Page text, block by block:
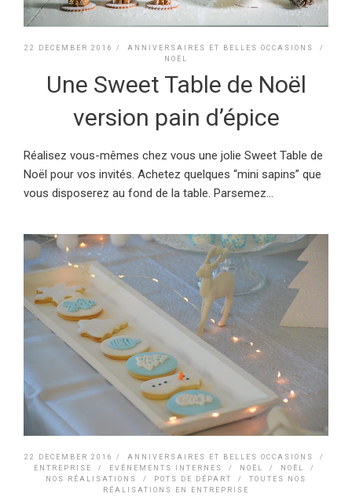
22 DECEMBER 2016 / ANNIVERSAIRES ET BELLES OCCASIONS
/
NOËL
Une Sweet Table de Noël
version pain d’épice
Réalisez vous-mêmes chez vous une jolie Sweet Table de
Noël pour vos invités. Achetez quelques “mini sapins” que
vous disposerez au fond de la table. Parsemez...
22 DECEMBER 2016 / ANNIVERSAIRES ET BELLES OCCASIONS
/
ENTREPRISE
/ EVÉNEMENTS INTERNES / NOËL / NOËL
/
NOS RÉALISATIONS
/ POTS DE DÉPART / TOUTES NOS
RÉALISATIONS EN ENTREPRISE